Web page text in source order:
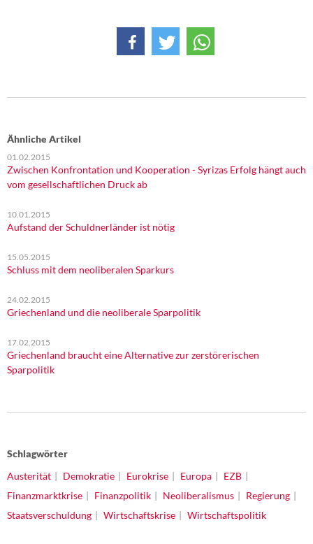
Institut Solidarische Moderne
Rosa-Luxemburg-Stiftung
Über mich
Ähnliche Artikel
01.02.2015
Zwischen Konfrontation und Kooperation - Syrizas Erfolg hängt auch
vom gesellschaftlichen Druck ab
10.01.2015
Aufstand der Schuldnerländer ist nötig
15.05.2015
Schluss mit dem neoliberalen Sparkurs
24.02.2015
Griechenland und die neoliberale Sparpolitik
17.02.2015
Griechenland braucht eine Alternative zur zerstörerischen
Sparpolitik
Schlagwörter
Austerität
Demokratie Eurokrise Europa
EZB
Finanzmarktkrise
Finanzpolitik Neoliberalismus
Regierung
Staatsverschuldung
Wirtschaftskrise Wirtschaftspolitik